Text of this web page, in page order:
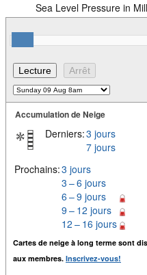
Sea Level Pressure in
Accumulation de Neige
Derniers:3 jours
7 jours
Prochains:3 jours
3 – 6 jours
6 – 9 jours
9 – 12 jours
12 – 16 jours
Cartes de neige à long terme sont
aux membres. Inscrivez-vous!